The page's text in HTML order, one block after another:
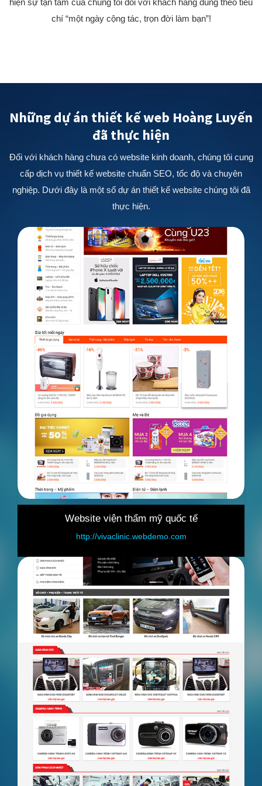
hiện sự tận tâm của chúng tôi đối với khách hàng đúng theo tiêu
chí “một ngày cộng tác, trọn đời làm bạn”!
Những dự án thiết kế web Hoàng Luyến
đã thực hiện
Đối với khách hàng chưa có website kinh doanh, chúng tôi cung
cấp dịch vụ thiết kế website chuẩn SEO, tốc độ và chuyên
nghiệp. Dưới đây là một số dự án thiết kế website chúng tôi đã
thực hiện.
viện thẩm mỹ quốc tế
vivaclinic.webdemo.com